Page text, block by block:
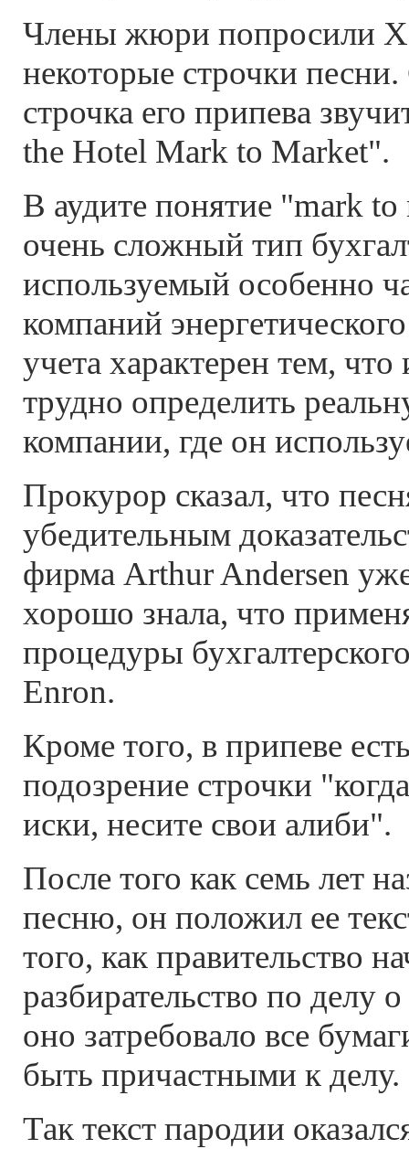
Члены жюри попросили
некоторые строчки
строчка его припева
the Hotel Mark to Market".
В аудите понятие "mark to
очень сложный тип
используемый особенно
компаний
учета характерен тем,
трудно определить
компании, где он
Прокурор сказал, что
убедительным
фирма Arthur Andersen
хорошо знала, что
процедуры
Enron.
Кроме того, в припеве
подозрение строчки
иски, несите свои алиби".
После того как семь лет
песню, он положил ее
того, как правительство
разбирательство по делу
оно затребовало все
быть причастными к делу.
Так текст пародии